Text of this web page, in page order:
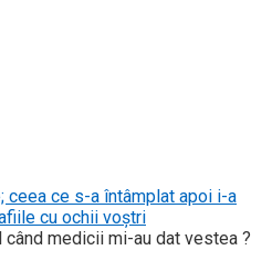
ceea ce s-a întâmplat apoi i-a
cu ochii voștri
medicii mi-au dat vestea ?